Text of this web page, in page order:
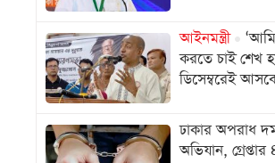
আইনমন্ত্রী
করতে চাই শেখ
ডিসেম্বরেই
ঢাকার অপরাধ
অভিযান,